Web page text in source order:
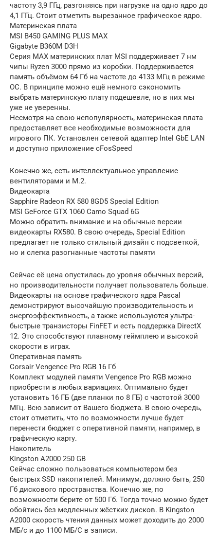
частоту 3,9 ГГц, разгоняясь при нагрузке на одно ядро до
4,1 ГГц. Стоит отметить вырезанное графическое ядро.
Материнская плата
MSI B450 GAMING PLUS MAX
Gigabyte B360M D3H
Серия MAX материнских плат MSI поддерживает 7 нм
чипы Ryzen 3000 прямо из коробки. Поддерживается
память объёмом 64 Гб на частоте до 4133 МГц в режиме
ОС. В принципе можно ещё немного сэкономить
выбрать материнскую плату подешевле, но в них мы
уже не уверенны.
Несмотря на свою непопулярность, материнская плата
предоставляет все необходимые возможности для
игрового ПК. Установлен сетевой адаптер Intel GbE LAN
и доступно приложение cFosSpeed
Конечно же, есть интеллектуальное управление
вентиляторами и M.2.
Видеокарта
Sapphire Radeon RX 580 8GD5 Special Edition
MSI GeForce GTX 1060 Camo Squad 6G
Можно обратить внимание и на обычные версии
видеокарты RX580. В свою очередь, Special Edition
предлагает не только стильный дизайн с подсветкой,
но и слегка разогнанные частоты памяти
Сейчас её цена опустилась до уровня обычных версий,
но производительности получает пользователь больше.
Видеокарты на основе графического ядра Pascal
демонстрируют высочайшую производительность и
энергоэффективность, а также используются ультра-
быстрые транзисторы FinFET и есть поддержка DirectX
12. Это способствуют плавному геймплею и высокой
скорости в играх.
Оперативная память
Corsair Vengence Pro RGB 16 Гб
Комплект модулей памяти Vengence Pro RGB можно
приобрести в любых вариациях. Оптимально будет
установить 16 ГБ (две планки по 8 ГБ) с частотой 3000
МГц. Всю зависит от Вашего бюджета. В свою очередь,
стоит отметить, что по возможности лучше будет
перенести бюджет с оперативной памяти, например, в
графическую карту.
Накопитель
Kingston A2000 250 GB
Сейчас сложно пользоваться компьютером без
быстрых SSD накопителей. Минимум, должно быть, 250
Гб дискового пространства. Конечно же, по
возможности берите от 500 Гб. Тогда точно можно будет
обойтись без медленных жёстких дисков. В Kingston
A2000 скорость чтения данных может доходить до 2000
МБ/с и до 1100 МБ/С в записи.